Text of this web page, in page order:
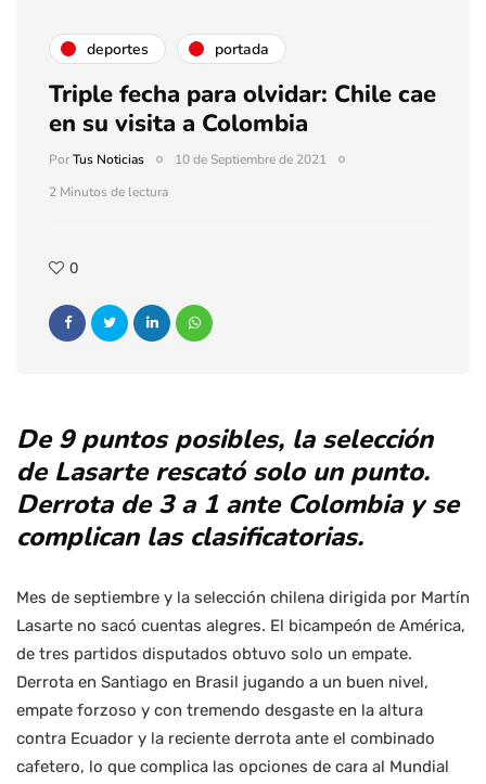
deportes portada
Triple fecha para olvidar: Chile cae
en su visita a Colombia
PorTus Noticias
10 de Septiembre de 2021
2 Minutos de lectura
0
De 9 puntos posibles, la selección
de Lasarte rescató solo un punto.
Derrota de 3 a 1 ante Colombia y se
complican las clasificatorias.
Mes de septiembre y la selección chilena dirigida por Martín
Lasarte no sacó cuentas alegres. El bicampeón de América,
de tres partidos disputados obtuvo solo un empate.
Derrota en Santiago en Brasil jugando a un buen nivel,
empate forzoso y con tremendo desgaste en la altura
contra Ecuador y la reciente derrota ante el combinado
cafetero, lo que complica las opciones de cara al Mundial